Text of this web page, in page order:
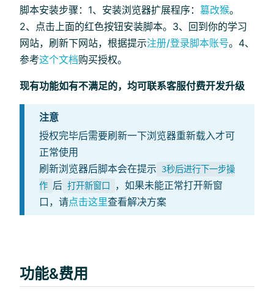
脚本安装步骤：1、安装浏览器扩展程序： 篡改猴。
2、点击上面的红色按钮安装脚本。3、回到你的学习
网站，刷新下网站，根据提示注册/登录脚本账号。4、
参考这个文档购买授权。
现有功能如有不满足的，均可联系客服付费开发升级
注意
授权完毕后需要刷新一下浏览器重新载入才可
正常使用
刷新浏览器后脚本会在提示
3秒后进行下一步操
作 后 打开新窗口
，如果未能正常打开新窗
口，请点击这里查看解决方案
功能&费用